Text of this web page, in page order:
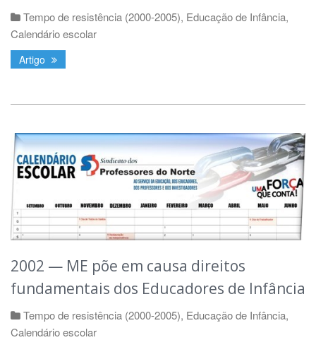
Tempo de resistência (2000-2005), Educação de Infância,
Calendário escolar
Artigo
2002 — ME põe em causa direitos
fundamentais dos Educadores de Infância
Tempo de resistência (2000-2005), Educação de Infância,
Calendário escolar